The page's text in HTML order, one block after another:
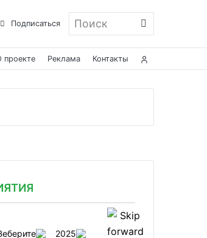
Подписаться Поиск
проекте Реклама Контакты
2025